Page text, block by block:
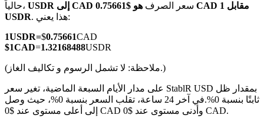
مشتقات الأسهم والعملات الأجنبية والمعادن الثمينة والسلع حالياً، USDR إلى CAD سعر الصرف
هو $0.75661 CAD مقابل 1
USDR
. هذا يعني:
1USDR=$0.75661CAD
$1CAD=1.32168488USDR
(ملاحظة: لا تشمل الرسوم و تكاليف الغاز.)
على مدار الأيام السبعة الماضية، تغير سعر StablR USD بمقدار ظل
ثابتًا بنسبة 0%.
في آخر 24 ساعة، تقلب السعر بنسبة 0%، حيث وصل
إلى أعلى مستوى عند $0 CAD وأدنى مستوى عند $0 CAD.